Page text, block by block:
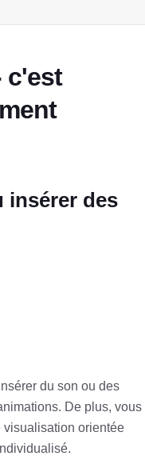
c'est
insérer des
du son ou des
De plus, vous
visualisation orientée